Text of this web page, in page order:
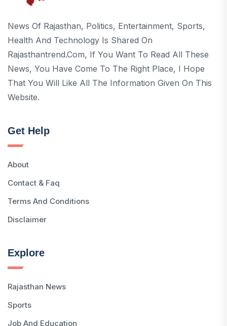
News Of Rajasthan, Politics, Entertainment, Sports,
Health And Technology Is Shared On
Rajasthantrend.com, If You Want To Read All These
News, You Have Come To The Right Place, I Hope
That You Will Like All The Information Given On This
Website.
Get Help
About
Contact & Faq
Terms And Conditions
Disclaimer
Explore
Rajasthan News
Sports
Job And Education